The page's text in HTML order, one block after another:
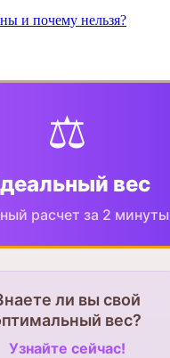
и почему нельзя?
⚖️
вес
расчет за 2 минуты
ли вы свой
вес?
Узнайте сейчас!